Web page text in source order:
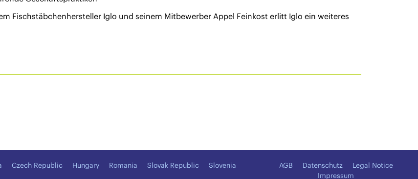
Fischstäbchenhersteller Iglo und seinem Mitbewerber Appel Feinkost erlitt Iglo ein weiteres
Czech Republic Hungary Romania Slovak Republic Slovenia AGB Datenschutz
Legal Notice
Impressum